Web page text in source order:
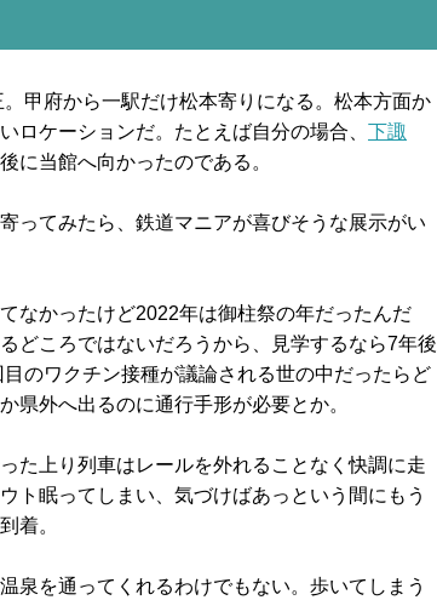
甲府から一駅だけ松本寄りになる。松本方面か
ロケーションだ。たとえば自分の場合、 下諏
に当館へ向かったのである。
ってみたら、鉄道マニアが喜びそうな展示がい
なかったけど2022年は御柱祭の年だったんだ
どころではないだろうから、見学するなら7年後
のワクチン接種が議論される世の中だったらど
県外へ出るのに通行手形が必要とか。
た上り列車はレールを外れることなく快調に走
ト眠ってしまい、気づけばあっという間にもう
着。
泉を通ってくれるわけでもない。歩いてしまう